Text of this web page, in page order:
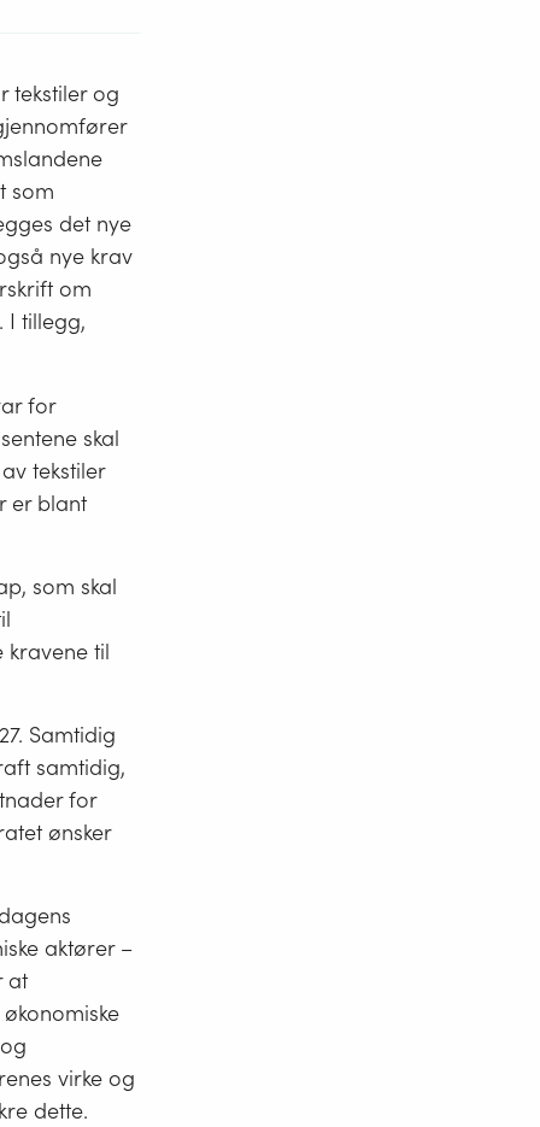
tekstiler og
som
det nye
nye krav
om
I tillegg,
for
skal
tekstiler
er blant
som skal
kravene til
Samtidig
samtidig,
for
ønsker
aktører –
at
virke og
dette.